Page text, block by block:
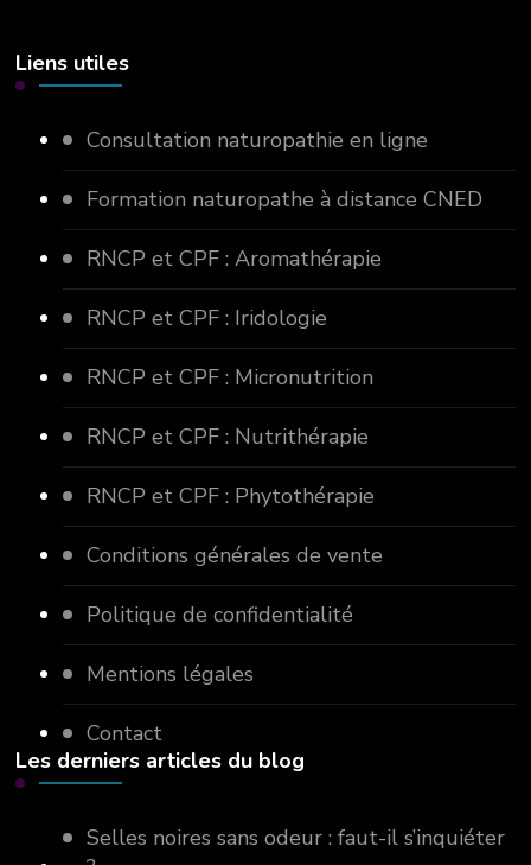
Liens utiles
Consultation naturopathie en ligne
Formation naturopathe à distance CNED
RNCP et CPF : Aromathérapie
RNCP et CPF : Iridologie
RNCP et CPF : Micronutrition
RNCP et CPF : Nutrithérapie
RNCP et CPF : Phytothérapie
Conditions générales de vente
Politique de confidentialité
Mentions légales
Contact
Les derniers articles du blog
Selles noires sans odeur : faut-il s’inquiéter